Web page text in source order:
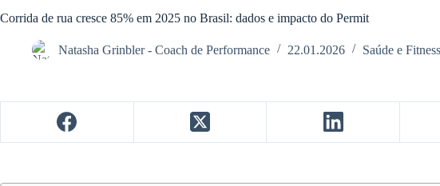
Corrida de rua cresce 85% em 2025 no Brasil: dados e impacto do Permit
Natasha Grinbler - Coach de Performance 22.01.2026 Saúde e Fitness